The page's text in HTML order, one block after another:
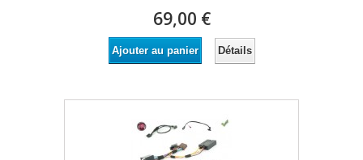
69,00 €
Ajouter au panier Détails